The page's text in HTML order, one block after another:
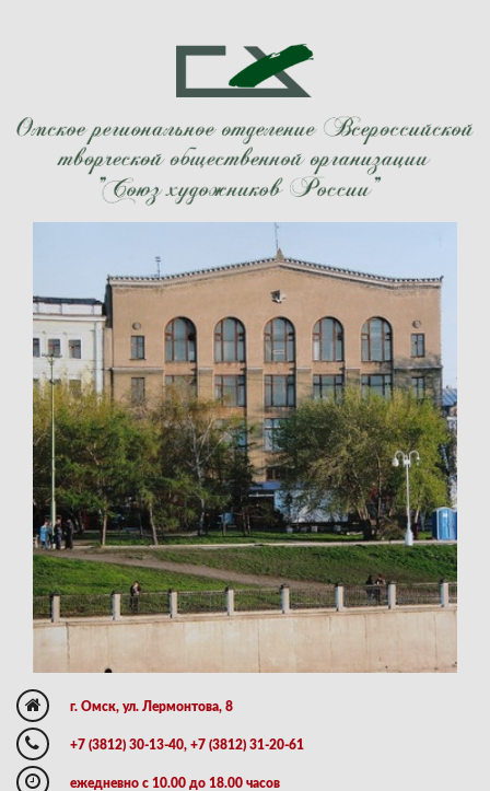
г. Омск, ул. Лермонтова, 8
+7 (3812) 30-13-40, +7 (3812) 31-20-61
ежедневно с 10.00 до 18.00 часов